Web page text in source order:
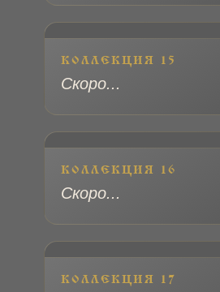
КОЛЛЕКЦИЯ 15
Скоро...
КОЛЛЕКЦИЯ 16
Скоро...
КОЛЛЕКЦИЯ 17